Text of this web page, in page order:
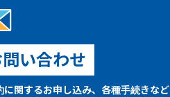
い合わせ
関するお申し込み、各種手続きなど